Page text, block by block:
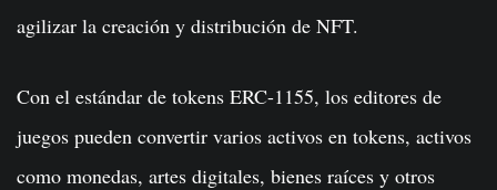
agilizar la creación y distribución de NFT.
Con el estándar de tokens ERC-1155, los editores de
juegos pueden convertir varios activos en tokens, activos
como monedas, artes digitales, bienes raíces y otros